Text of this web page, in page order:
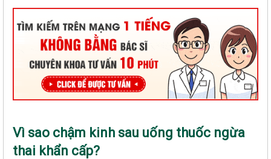
Vì sao chậm kinh sau uống thuốc ngừa
thai khẩn cấp?